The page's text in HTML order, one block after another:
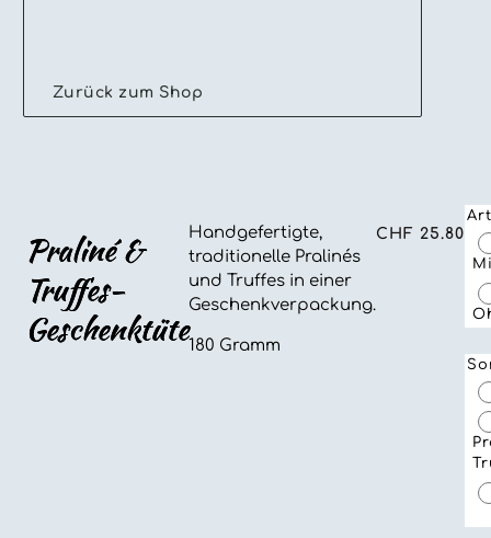
Zurück zum Shop
Praliné &
Truffes-
Geschenktüte
Handgefertigte,
traditionelle Pralinés
und Truffes in einer
Geschenkverpackung.
180 Gramm
CHF 25.80
Art